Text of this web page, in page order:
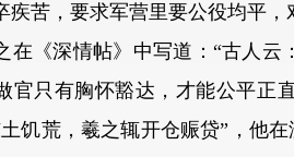
疾苦，要求军营里要公役均平
深情帖》中写道：“古人云：
官只有胸怀豁达，才能公平正
饥荒，羲之辄开仓赈贷”，他